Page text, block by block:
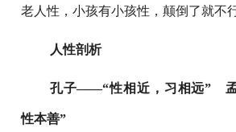
老人性，小孩有小孩性，颠倒了就不行
人性剖析
孔子——“性相近，习相远”
性本善”